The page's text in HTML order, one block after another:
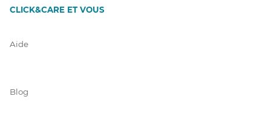
CLICK&CARE ET VOUS
Aide
Blog